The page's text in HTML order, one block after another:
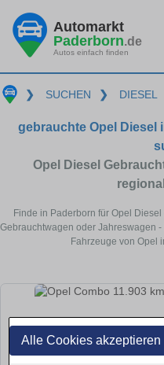
Alle Cookies akzeptieren
Automarkt
Paderborn.de
Autos einfach finden
❯ SUCHEN ❯ DIESEL
gebrauchte Opel Diesel
Opel Diesel
Finde in Paderborn für Opel
Gebrauchtwagen oder Jahreswagen
Fahrzeuge von Opel